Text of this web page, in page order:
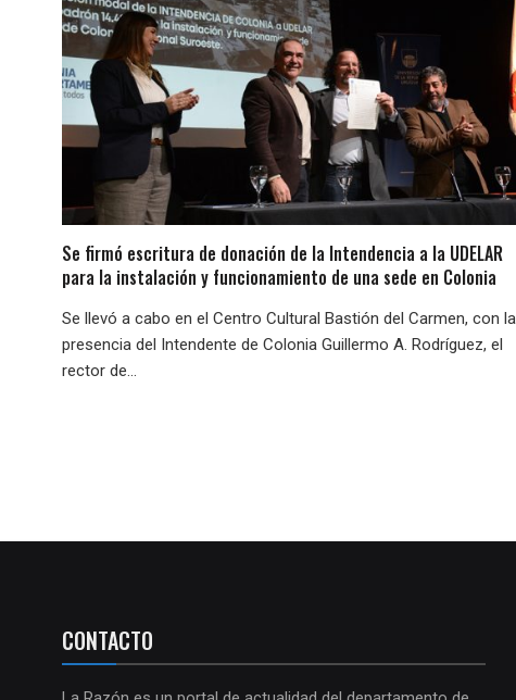
Se firmó escritura de donación de la Intendencia a la UDELAR
para la instalación y funcionamiento de una sede en Colonia
Se llevó a cabo en el Centro Cultural Bastión del Carmen, con la
presencia del Intendente de Colonia Guillermo A. Rodríguez, el
rector de...
CONTACTO